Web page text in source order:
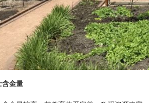
含金量